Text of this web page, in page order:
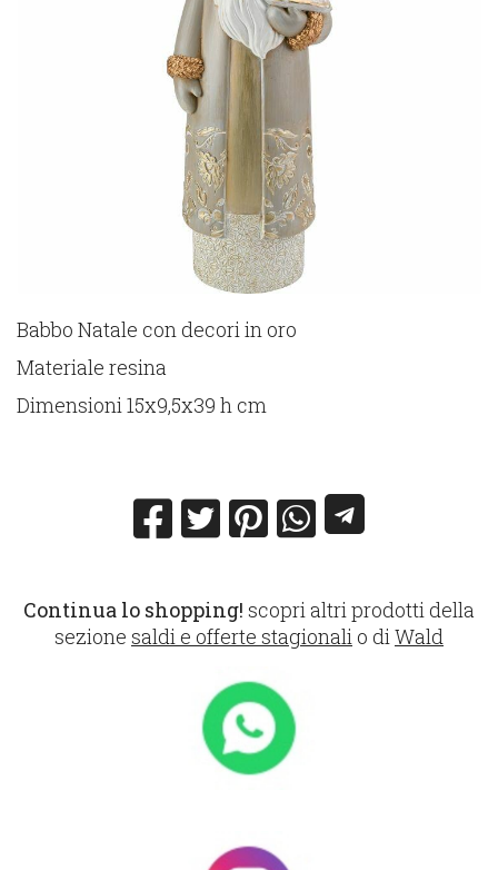
Babbo Natale con decori in oro
Materiale resina
Dimensioni 15x9,5x39 h cm
Continua lo shopping! scopri altri prodotti della
sezione saldi e offerte stagionali o di Wald